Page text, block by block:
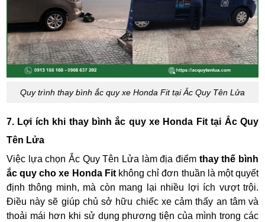
Quy trình thay bình ắc quy xe Honda Fit tại Ắc Quy Tên Lửa
7. Lợi ích khi thay bình ắc quy xe Honda Fit tại Ắc Quy
Tên Lửa
Việc lựa chọn Ắc Quy Tên Lửa làm địa điểm thay thế bình
ắc quy cho xe Honda Fit không chỉ đơn thuần là một quyết
định thông minh, mà còn mang lại nhiều lợi ích vượt trội.
Điều này sẽ giúp chủ sở hữu chiếc xe cảm thấy an tâm và
thoải mái hơn khi sử dụng phương tiện của mình trong các